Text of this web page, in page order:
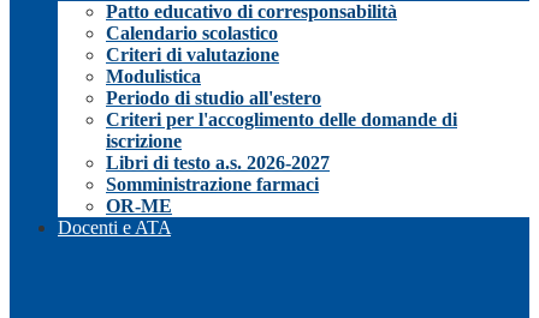
Patto educativo di corresponsabilità
Calendario scolastico
Criteri di valutazione
Modulistica
Periodo di studio all'estero
Criteri per l'accoglimento delle domande di
iscrizione
Libri di testo a.s. 2026-2027
Somministrazione farmaci
OR-ME
Docenti e ATA